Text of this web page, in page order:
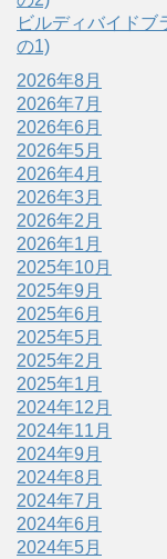
ビルディバイド
の1)
2026年8月
2026年7月
2026年6月
2026年5月
2026年4月
2026年3月
2026年2月
2026年1月
2025年10月
2025年9月
2025年6月
2025年5月
2025年2月
2025年1月
2024年12月
2024年11月
2024年9月
2024年8月
2024年7月
2024年6月
2024年5月